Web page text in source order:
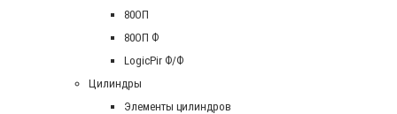
80ОП
80ОП Ф
LogicPir Ф/Ф
Цилиндры
Элементы цилиндров